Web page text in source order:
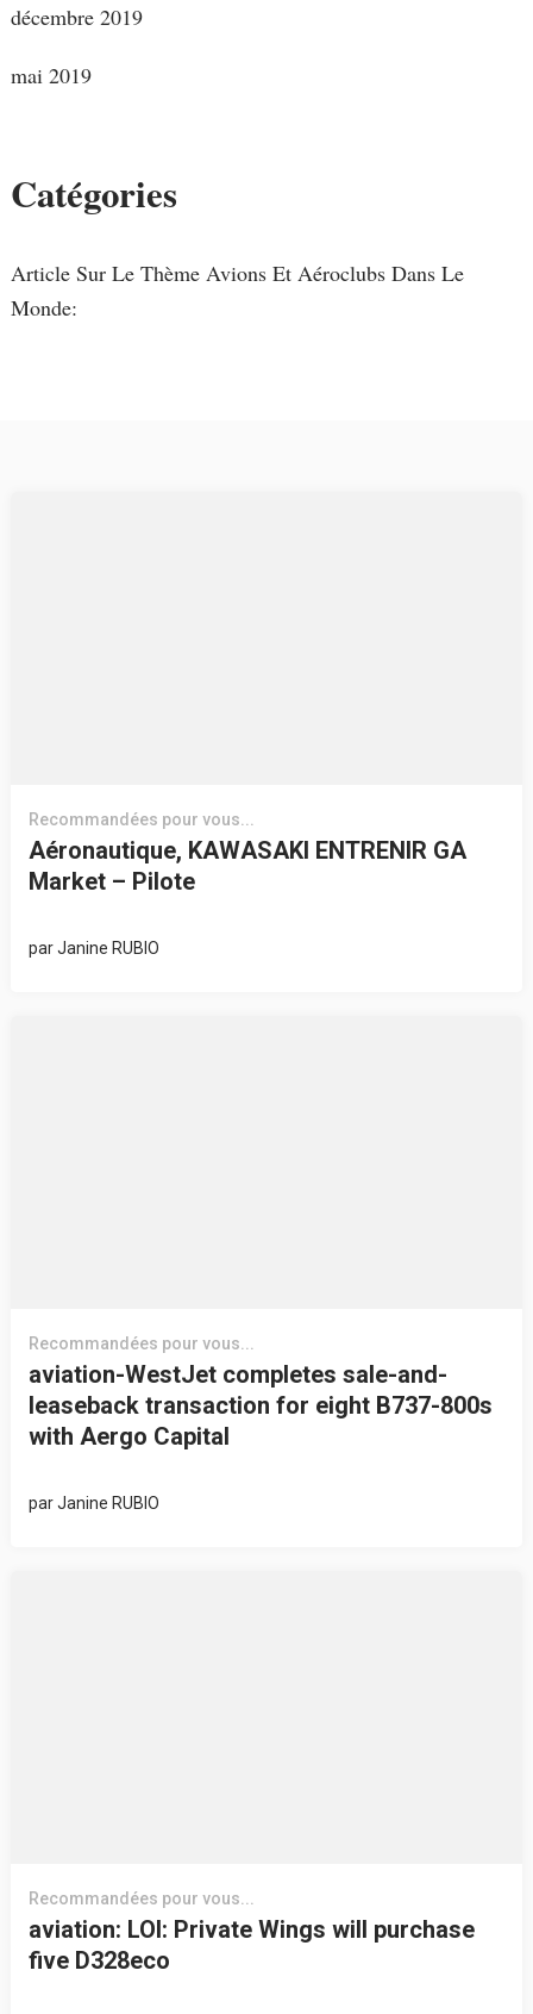
décembre 2019
mai 2019
Catégories
Article Sur Le Thème Avions Et Aéroclubs Dans Le
Monde:
Recommandées pour vous...
Aéronautique, KAWASAKI ENTRENIR GA
Market – Pilote
parJanine RUBIO
Recommandées pour vous...
aviation-WestJet completes sale-and-
leaseback transaction for eight B737-800s
with Aergo Capital
parJanine RUBIO
Recommandées pour vous...
aviation: LOI: Private Wings will purchase
five D328eco